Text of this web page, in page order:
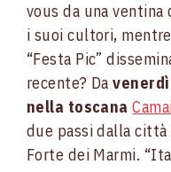
vous da una
i suoi cultori,
“Festa Pic”
recente? Da
nella toscana
due passi dalla città
Forte dei Marmi.